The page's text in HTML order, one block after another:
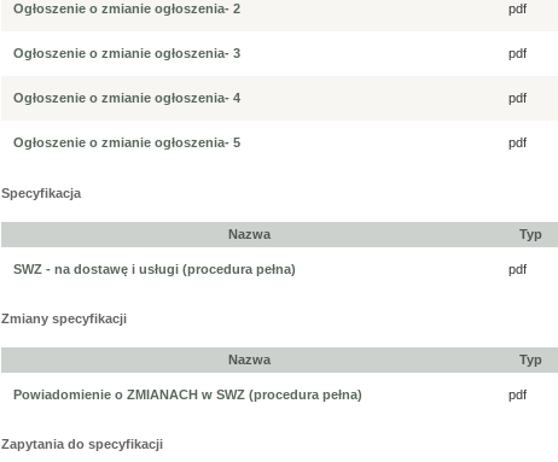
Ogłoszenie o zmianie ogłoszenia- 2 pdf
Ogłoszenie o zmianie ogłoszenia- 3 pdf
Ogłoszenie o zmianie ogłoszenia- 4 pdf
Ogłoszenie o zmianie ogłoszenia- 5 pdf
Specyfikacja
Nazwa Typ
SWZ - na dostawę i usługi (procedura pełna) pdf
Zmiany specyfikacji
Nazwa Typ
Powiadomienie o ZMIANACH w SWZ (procedura pełna) pdf
Zapytania do specyfikacji